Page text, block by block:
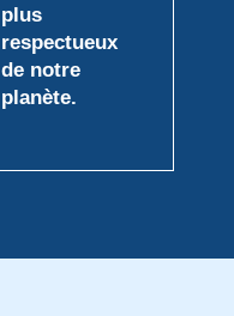
plus
respectueux
de notre
planète.